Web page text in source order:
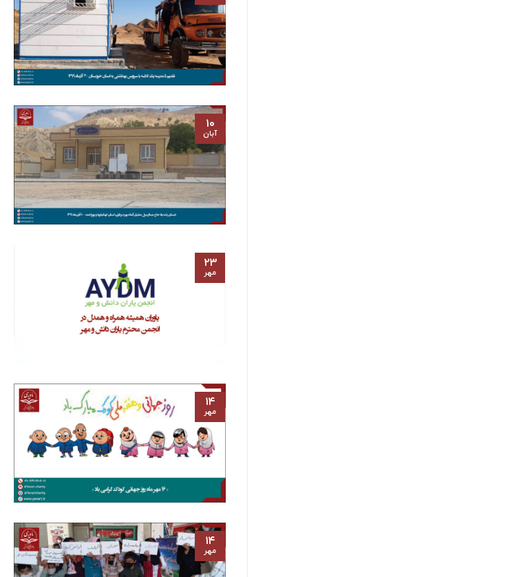
۱۰
آبان
۲۳
مهر
۱۴
مهر
۱۴
مهر